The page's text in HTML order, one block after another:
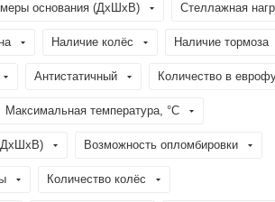
основания (ДхШхВ) Стеллажная
Наличие колёс Наличие тормоза
Антистатичный Количество в
Максимальная температура, °C
Возможность опломбировки
Количество колёс